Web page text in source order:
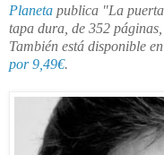
Planeta publica "La
tapa dura, de 352
También está disponible en
por 9,49€.